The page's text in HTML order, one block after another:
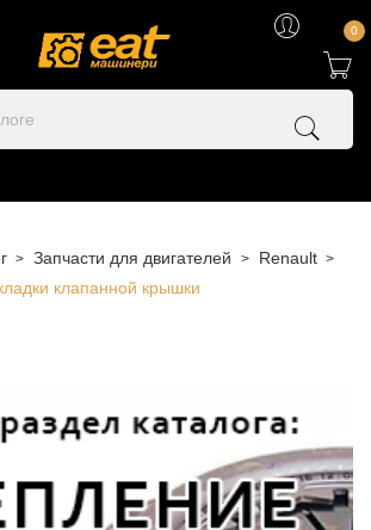
0
Запчасти для двигателей
Renault
клапанной крышки